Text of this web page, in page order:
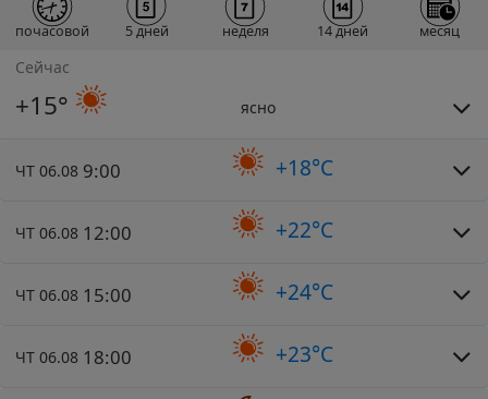
почасовой 5 дней неделя 14 дней месяц
Сейчас
+15° ясно
ЧТ 06.08 9:00 +18°C
ЧТ 06.08 12:00 +22°C
ЧТ 06.08 15:00 +24°C
ЧТ 06.08 18:00 +23°C